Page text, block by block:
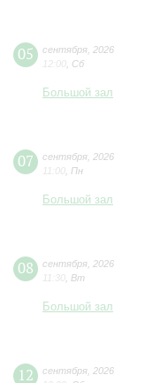
05 сентября 2026
12:00 Сб
Большой зал
07 сентября 2026
11:00 Пн
Большой зал
08 сентября 2026
11:30 Вт
Большой зал
12 сентября 2026